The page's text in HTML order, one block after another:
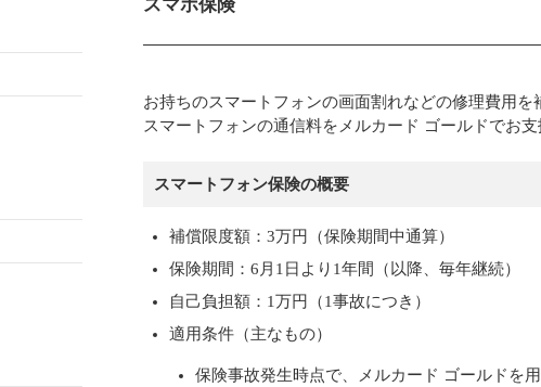
メインコンテンツ
スマホ保険
お持ちのスマートフォンの画面割れなどの修理費用を
スマートフォンの通信料をメルカード ゴールドでお
スマートフォン保険の概要
補償限度額：3万円（保険期間中通算）
保険期間：6月1日より1年間（以降、毎年継続）
自己負担額：1万円（1事故につき）
適用条件（主なもの）
保険事故発生時点で、メルカード ゴールドを